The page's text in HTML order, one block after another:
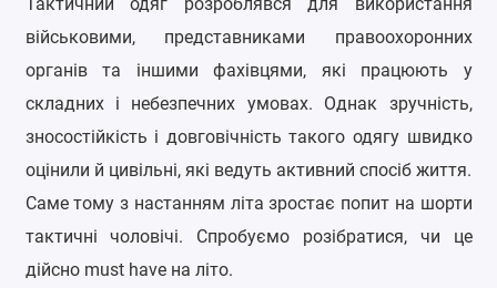
військовими, представниками правоохоронних
органів та іншими фахівцями, які працюють у
складних і небезпечних умовах. Однак зручність,
зносостійкість і довговічність такого одягу швидко
оцінили й цивільні, які ведуть активний спосіб життя.
Саме тому з настанням літа зростає попит на шорти
тактичні чоловічі. Спробуємо розібратися, чи це
дійсно must have на літо.